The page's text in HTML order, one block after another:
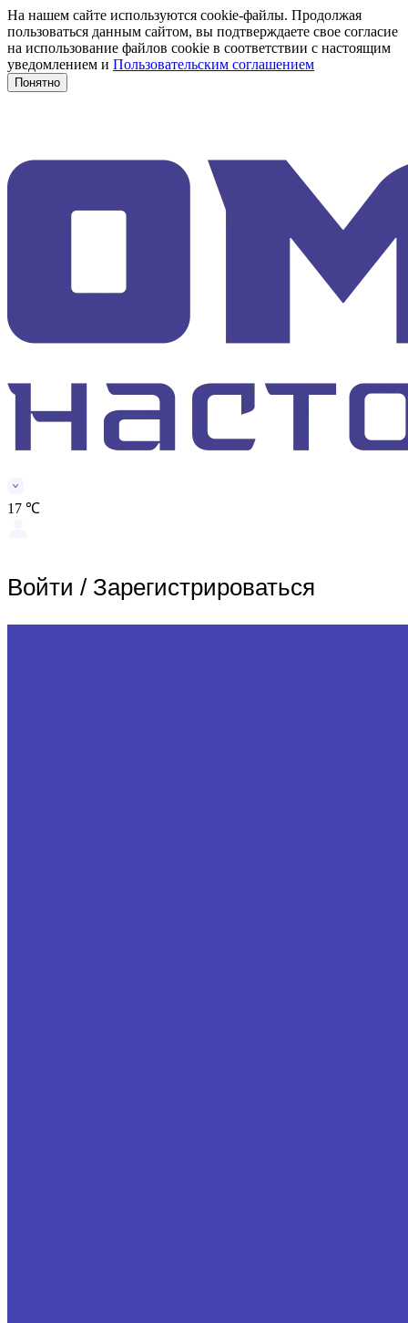
На нашем сайте используются cookie-файлы. Продолжая
пользоваться данным сайтом, вы подтверждаете свое согласие
на использование файлов cookie в соответствии с настоящим
уведомлением и Пользовательским соглашением
Понятно
17 ℃
Войти / Зарегистрироваться